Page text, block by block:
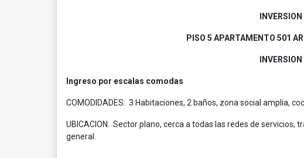
PISO 5 APARTAMENTO 501
Ingreso por escalas comodas
COMODIDADES: 3 Habitaciones, 2 baños, zona social amplia,
UBICACION: Sector plano, cerca a todas las redes de
general.